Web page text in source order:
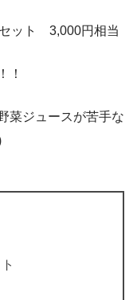
ット 3,000円相当
！
菜ジュースが苦手な